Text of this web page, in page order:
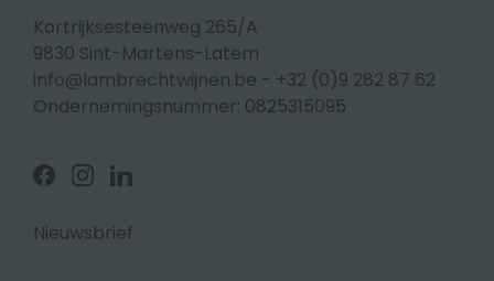
Kortrijksesteenweg 265/A
9830 Sint-Martens-Latem
info@lambrechtwijnen.be - +32 (0)9 282 87 62
Ondernemingsnummer: 0825315095
Volg
ons
Facebook
Volg
ons
Instagram
Volg
ons
Linkedin
Nieuwsbrief